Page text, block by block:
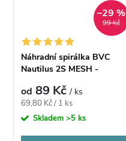
99 Kč
–29 %
Náhradní spirálka BVC
Nautilus 2S MESH -
od 89 Kč/ ks
Měrná
cena:
69,80 Kč / 1 ks
Skladem>5 ks